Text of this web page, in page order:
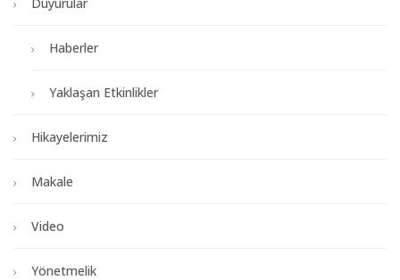
Haberler
Yaklaşan Etkinlikler
Hikayelerimiz
Makale
Video
Yönetmelik